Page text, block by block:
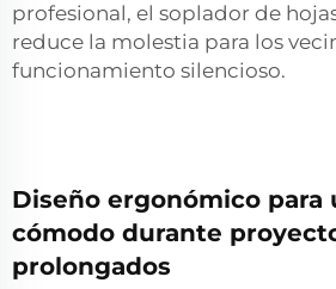
profesional, el soplador de
reduce la molestia para los
funcionamiento silencioso.
Diseño ergonómico para
cómodo durante
prolongados